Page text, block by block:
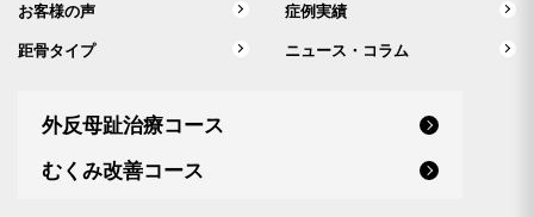
お客様の声 症例実績
距骨タイプ ニュース・コラム
外反母趾治療コース
むくみ改善コース